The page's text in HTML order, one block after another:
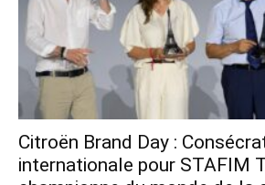
Citroën Brand Day :
internationale pour STAFIM